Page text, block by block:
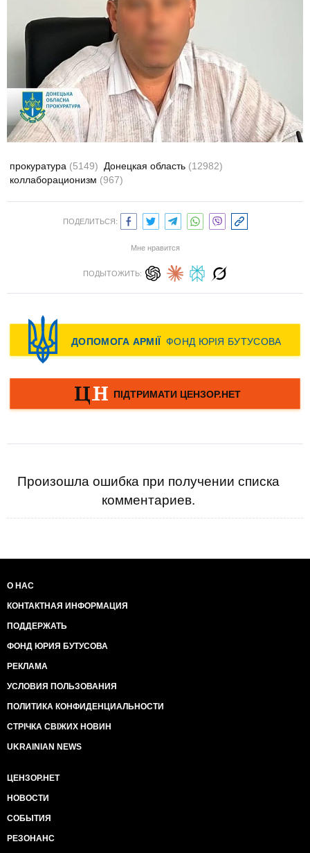
прокуратура (5149) Донецкая область (12982)
коллаборационизм (967)
ПОДЕЛИТЬСЯ:
Мне нравится
ПОДЫТОЖИТЬ:
Произошла ошибка при получении списка
комментариев.
О НАС
КОНТАКТНАЯ ИНФОРМАЦИЯ
ПОДДЕРЖАТЬ
ФОНД ЮРИЯ БУТУСОВА
РЕКЛАМА
УСЛОВИЯ ПОЛЬЗОВАНИЯ
ПОЛИТИКА КОНФИДЕНЦИАЛЬНОСТИ
СТРІЧКА СВІЖИХ НОВИН
UKRAINIAN NEWS
ЦЕНЗОР.НЕТ
НОВОСТИ
СОБЫТИЯ
РЕЗОНАНС